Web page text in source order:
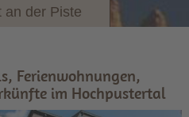
an der Piste
Ferienwohnungen,
im Hochpustertal